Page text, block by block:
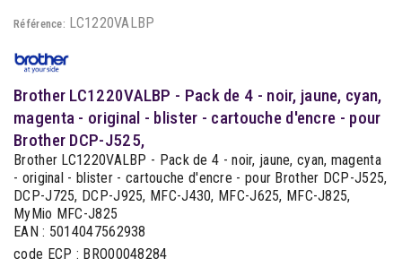
Référence: LC1220VALBP
Brother LC1220VALBP - Pack de 4 - noir, jaune, cyan,
magenta - original - blister - cartouche d'encre - pour
Brother DCP-J525,
Brother LC1220VALBP - Pack de 4 - noir, jaune, cyan, magenta
- original - blister - cartouche d'encre - pour Brother DCP-J525,
DCP-J725, DCP-J925, MFC-J430, MFC-J625, MFC-J825,
MyMio MFC-J825
EAN : 5014047562938
code ECP : BRO00048284